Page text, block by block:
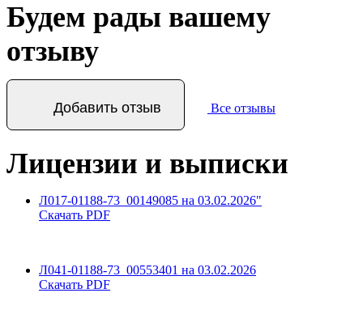
Будем рады вашему
отзыву
Добавить отзыв Все отзывы
Лицензии и выписки
Л017-01188-73_00149085 на 03.02.2026"
Скачать PDF
Л041-01188-73_00553401 на 03.02.2026
Скачать PDF